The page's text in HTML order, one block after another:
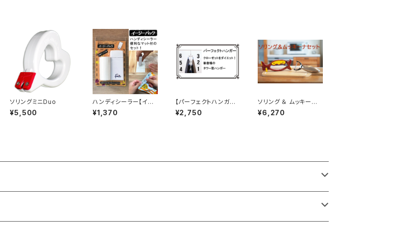
ソリングミニDuo
¥5,500
ハンディシーラー【イー
ジーパック 保護マット
付き】
¥1,370
【パーフェクトハンガー】
タワー型ハンガーで
クローゼットをダイエッ
¥2,750
ソリング ＆ ムッキーナ
セット
¥6,270